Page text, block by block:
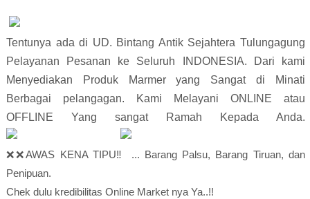
Tentunya ada di UD. Bintang Antik Sejahtera Tulungagung
Pelayanan Pesanan ke Seluruh INDONESIA. Dari kami
Menyediakan Produk Marmer yang Sangat di Minati
Berbagai pelangagan. Kami Melayani ONLINE atau
❌❌AWAS KENA TIPU‼️ ... Barang Palsu, Barang Tiruan, dan
Penipuan.
Chek dulu kredibilitas Online Market nya Ya..!!